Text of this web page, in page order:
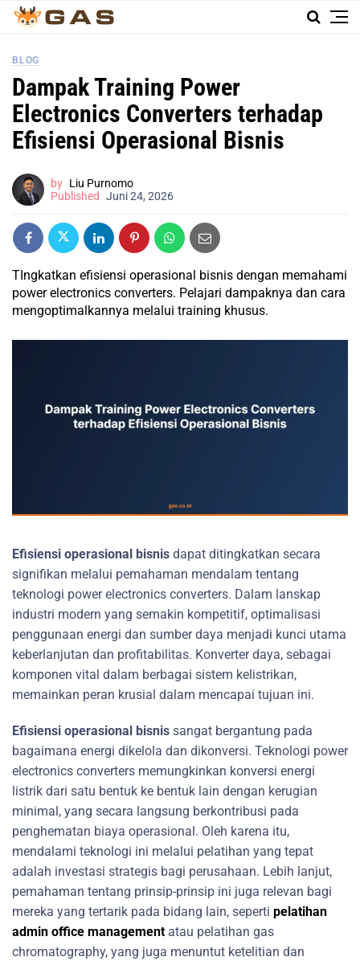
BLOG
Dampak Training Power
Electronics Converters terhadap
Efisiensi Operasional Bisnis
by Liu Purnomo
Published
Juni 24, 2026
TIngkatkan efisiensi operasional bisnis dengan memahami
power electronics converters. Pelajari dampaknya dan cara
mengoptimalkannya melalui training khusus.
Efisiensi operasional bisnis dapat ditingkatkan secara
signifikan melalui pemahaman mendalam tentang
teknologi power electronics converters. Dalam lanskap
industri modern yang semakin kompetitif, optimalisasi
penggunaan energi dan sumber daya menjadi kunci utama
keberlanjutan dan profitabilitas. Konverter daya, sebagai
komponen vital dalam berbagai sistem kelistrikan,
memainkan peran krusial dalam mencapai tujuan ini.
Efisiensi operasional bisnis sangat bergantung pada
bagaimana energi dikelola dan dikonversi. Teknologi power
electronics converters memungkinkan konversi energi
listrik dari satu bentuk ke bentuk lain dengan kerugian
minimal, yang secara langsung berkontribusi pada
penghematan biaya operasional. Oleh karena itu,
mendalami teknologi ini melalui pelatihan yang tepat
adalah investasi strategis bagi perusahaan. Lebih lanjut,
pemahaman tentang prinsip-prinsip ini juga relevan bagi
mereka yang tertarik pada bidang lain, seperti pelatihan
admin office managementatau pelatihan gas
chromatography, yang juga menuntut ketelitian dan